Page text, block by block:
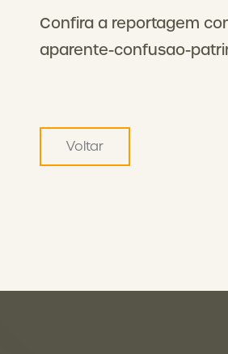
Confira a reportagem
aparente-confusao-
Voltar